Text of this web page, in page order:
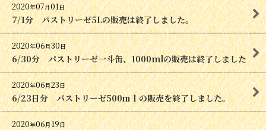
2020年07月01日
7/1分 パストリーゼ5Lの販売は終了しました。
2020年06月30日
6/30分 パストリーゼ一斗缶、1000mlの販売は終了しました
2020年06月23日
6/23日分 パストリーゼ500ｍｌの販売を終了しました。
2020年06月19日